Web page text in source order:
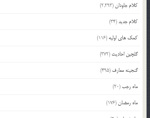
کلام جاودان(2,293)
کلام جدید(34)
کمک های اولیه (116)
گلچین احادیث (372)
گنجینه معارف (495)
ماه رجب(20)
ماه رمضان(176)